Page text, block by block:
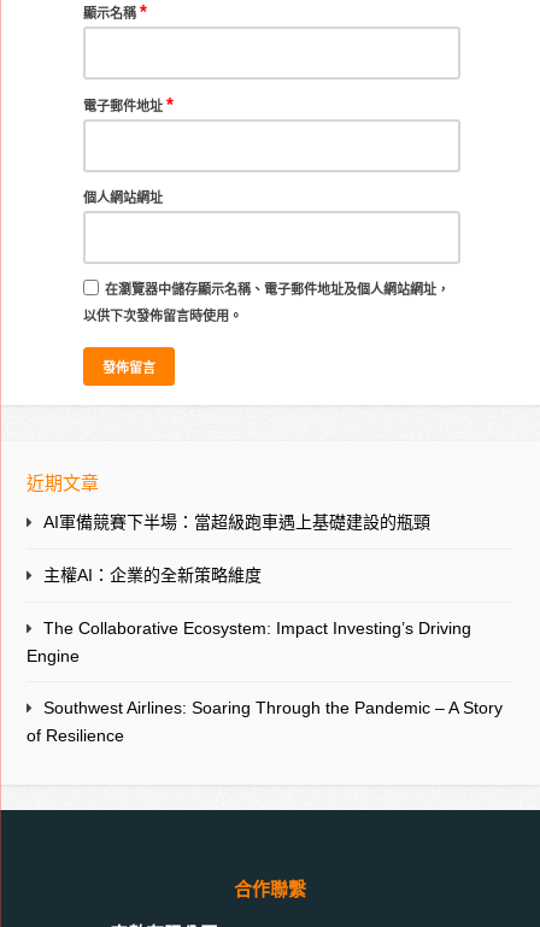
顯示名稱 *
電子郵件地址 *
個人網站網址
在瀏覽器中儲存顯示名稱、電子郵件地址及個人網站網址，
以供下次發佈留言時使用。
近期文章
AI軍備競賽下半場：當超級跑車遇上基礎建設的瓶頸
主權AI：企業的全新策略維度
The Collaborative Ecosystem: Impact Investing’s Driving
Engine
Southwest Airlines: Soaring Through the Pandemic – A Story
of Resilience
合作聯繫